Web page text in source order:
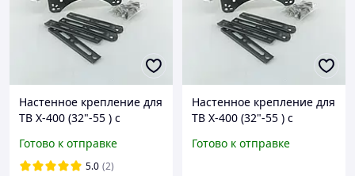
Настенное крепление для
ТВ X-400 (32"-55 ) с
YU227
Готово к отправке
5.0 (2)
Настенное крепление для
ТВ X-400 (32"-55 ) с
Топ продаж
Готово к отправке